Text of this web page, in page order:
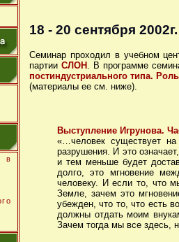
в
18 - 20 сентября 2002г.
Семинар проходил в учебном
партииСЛОН . В программе
постиндустриального типа.
(материалы ее см. ниже).
Выступление Игрунова.
«…человек существует
разрушения. И это
и тем меньше будет
долго, это мгновение
человеку. И если то, что
Земле, зачем это
убежден, что то, что есть
должны отдать моим
Зачем тогда мы все здесь,